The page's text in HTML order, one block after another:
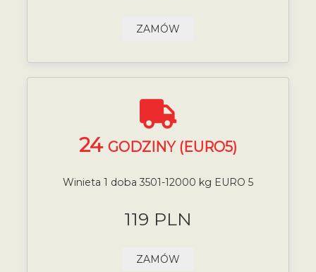
ZAMÓW
24 GODZINY (EURO5)
Winieta 1 doba 3501-12000 kg EURO 5
119 PLN
ZAMÓW